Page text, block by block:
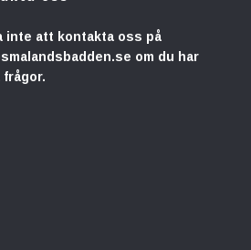
inte att kontakta oss på
om du har
frågor.